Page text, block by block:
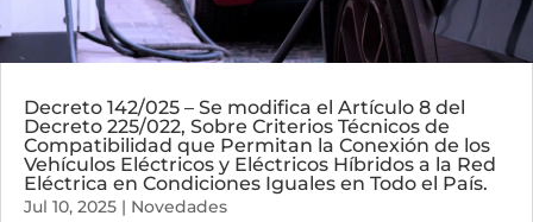
Decreto 142/025 – Se modifica el Artículo 8 del
Decreto 225/022, Sobre Criterios Técnicos de
Compatibilidad que Permitan la Conexión de los
Vehículos Eléctricos y Eléctricos Híbridos a la Red
Eléctrica en Condiciones Iguales en Todo el País.
Jul 10, 2025 | Novedades